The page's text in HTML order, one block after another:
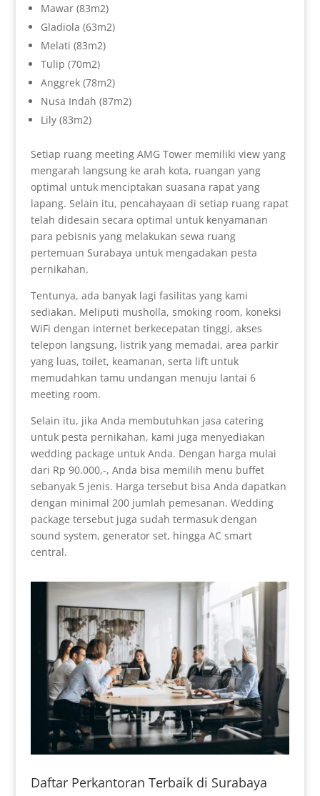
Mawar (83m2)
Gladiola (63m2)
Melati (83m2)
Tulip (70m2)
Anggrek (78m2)
Nusa Indah (87m2)
Lily (83m2)
Setiap ruang meeting AMG Tower memiliki view yang
mengarah langsung ke arah kota, ruangan yang
optimal untuk menciptakan suasana rapat yang
lapang. Selain itu, pencahayaan di setiap ruang rapat
telah didesain secara optimal untuk kenyamanan
para pebisnis yang melakukan sewa ruang
pertemuan Surabaya untuk mengadakan pesta
pernikahan.
Tentunya, ada banyak lagi fasilitas yang kami
sediakan. Meliputi musholla, smoking room, koneksi
WiFi dengan internet berkecepatan tinggi, akses
telepon langsung, listrik yang memadai, area parkir
yang luas, toilet, keamanan, serta lift untuk
memudahkan tamu undangan menuju lantai 6
meeting room.
Selain itu, jika Anda membutuhkan jasa catering
untuk pesta pernikahan, kami juga menyediakan
wedding package untuk Anda. Dengan harga mulai
dari Rp 90.000,-, Anda bisa memilih menu buffet
sebanyak 5 jenis. Harga tersebut bisa Anda dapatkan
dengan minimal 200 jumlah pemesanan. Wedding
package tersebut juga sudah termasuk dengan
sound system, generator set, hingga AC smart
central.
Daftar Perkantoran Terbaik di Surabaya